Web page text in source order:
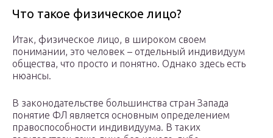
Что такое физическое лицо?
Итак, физическое лицо, в широком своем
понимании, это человек – отдельный индивидуум
общества, что просто и понятно. Однако здесь есть
нюансы.
В законодательстве большинства стран Запада
понятие ФЛ является основным определением
правоспособности индивидуума. В таких